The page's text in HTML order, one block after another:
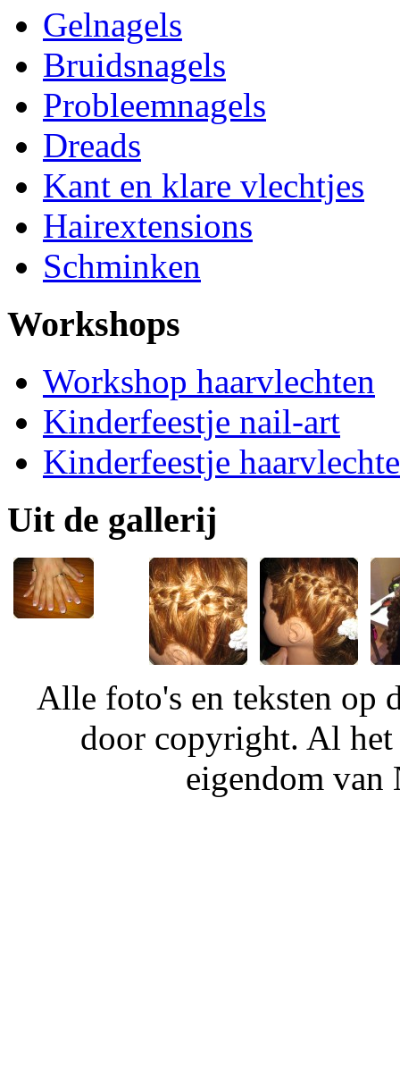
Gelnagels
Bruidsnagels
Probleemnagels
Dreads
Kant en klare vlechtjes
Hairextensions
Schminken
Workshops
Workshop haarvlechten
Kinderfeestje nail-art
Kinderfeestje
Uit de gallerij
Alle foto's en teksten op
door copyright. Al het
eigendom